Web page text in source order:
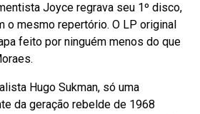
Joyce regrava seu 1º disco,
o mesmo repertório. O LP original
feito por ninguém menos do que
Hugo Sukman, só uma
da geração rebelde de 1968